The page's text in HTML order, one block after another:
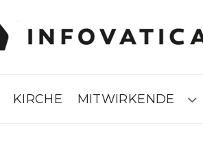
KIRCHE MITWIRKENDE